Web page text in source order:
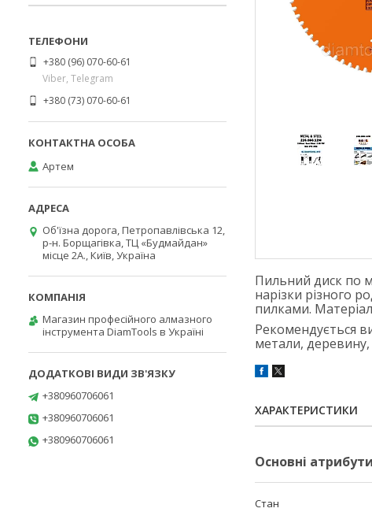
Пильний диск по
нарізки різного
пилками.
Рекомендується
метали, деревину,
ХАРАКТЕРИСТИКИ
Основні атрибути
Стан
+380 (96) 070-60-61
Viber, Telegram
+380 (73) 070-60-61
Артем
Об'їзна дорога, Петропавлівська 12,
р-н. Борщагівка, ТЦ «Будмайдан»
місце 2А., Київ, Україна
Магазин професійного алмазного
інструмента DiamTools в Україні
+380960706061
+380960706061
+380960706061